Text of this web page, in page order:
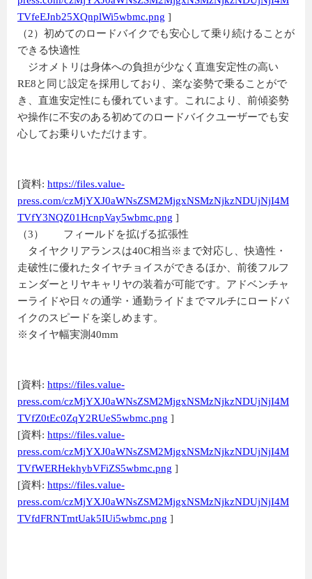
TVfeEJnb25XQnplWi5wbmc.png ]
（2）初めてのロードバイクでも安心して乗り続けることが
できる快適性
ジオメトリは身体への負担が少なく直進安定性の高い
RE8と同じ設定を採用しており、楽な姿勢で乗ることがで
き、直進安定性にも優れています。これにより、前傾姿勢
や操作に不安のある初めてのロードバイクユーザーでも安
心してお乗りいただけます。
[資料: https://files.value-
press.com/czMjYXJ0aWNsZSM2MjgxNSMzNjkzNDUjNjI4M
TVfY3NQZ01HcnpVay5wbmc.png ]
（3） フィールドを拡げる拡張性
タイヤクリアランスは40C相当※まで対応し、快適性・
走破性に優れたタイヤチョイスができるほか、前後フルフ
ェンダーとリヤキャリヤの装着が可能です。アドベンチャ
ーライドや日々の通学・通勤ライドまでマルチにロードバ
イクのスピードを楽しめます。
※タイヤ幅実測40mm
[資料: https://files.value-
press.com/czMjYXJ0aWNsZSM2MjgxNSMzNjkzNDUjNjI4M
TVfZ0tEc0ZqY2RUeS5wbmc.png ]
[資料: https://files.value-
press.com/czMjYXJ0aWNsZSM2MjgxNSMzNjkzNDUjNjI4M
TVfWERHekhybVFiZS5wbmc.png ]
[資料: https://files.value-
press.com/czMjYXJ0aWNsZSM2MjgxNSMzNjkzNDUjNjI4M
TVfdFRNTmtUak5IUi5wbmc.png ]